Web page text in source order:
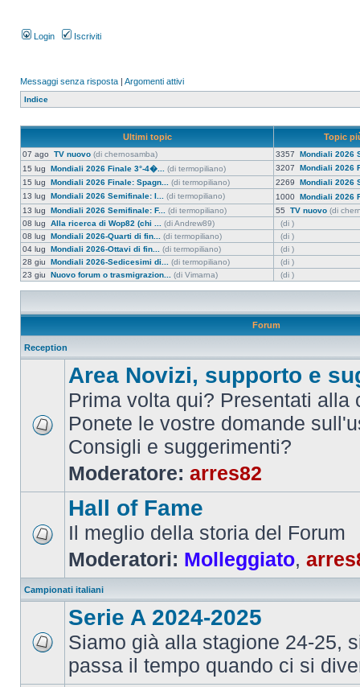
Login Iscriviti
Messaggi senza risposta | Argomenti attivi
Indice
Ultimi topic Topic
07 ago TV nuovo (di chernosamba) 3357 Mondiali 2026
15 lug Mondiali 2026 Finale 3°-4�... (di termopiliano) 3207 Mondiali 2026
15 lug Mondiali 2026 Finale: Spagn... (di termopiliano) 2269 Mondiali 2026
13 lug Mondiali 2026 Semifinale: I... (di termopiliano) 1000 Mondiali 2026
13 lug Mondiali 2026 Semifinale: F... (di termopiliano) 55 TV nuovo (di
08 lug Alla ricerca di Wop82 (chi ... (di Andrew89)
(di )
08 lug Mondiali 2026-Quarti di fin... (di termopiliano)
(di )
04 lug Mondiali 2026-Ottavi di fin... (di termopiliano)
(di )
28 giu Mondiali 2026-Sedicesimi di... (di termopiliano)
(di )
23 giu Nuovo forum o trasmigrazion... (di Vimarna) (di )
Forum
Reception
Area Novizi, supporto e
Prima volta qui? Presentati alla
Ponete le vostre domande
Consigli e suggerimenti?
Moderatore: arres82
Hall of Fame
Il meglio della storia del Forum
Moderatori: Molleggiato,
Campionati italiani
Serie A 2024-2025
Siamo già alla stagione 24-25,
passa il tempo quando ci si